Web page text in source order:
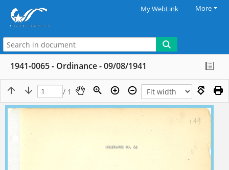
My WebLink More
1941-0065 - Ordinance - 09/08/1941
/ 1